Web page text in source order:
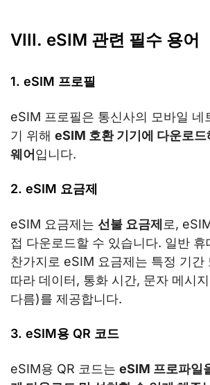
VIII. eSIM 관련 필수 용어
1. eSIM 프로필
eSIM 프로필은 통신사의 모바일 네
기 위해 eSIM 호환 기기에 다운로
웨어 입니다.
2. eSIM 요금제
eSIM 요금제는 선불 요금제 로,
접 다운로드할 수 있습니다. 일반
찬가지로 eSIM 요금제는 특정 기간
따라 데이터, 통화 시간, 문자 메시
다름)를 제공합니다.
3. eSIM용 QR 코드
eSIM용 QR 코드는 eSIM 프로파일